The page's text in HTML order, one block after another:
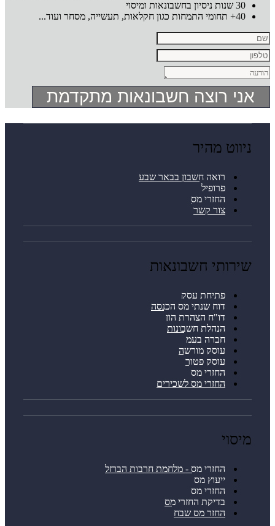
רוצה חשבונאות מתקדמת
מהיר
רואה חשבון בבאר שבע
פרופיל
החזרי מס
צור קשר
חשבונאות
פתיחת עסק
דוח שנתי מס הכנסה
דו"ח הצהרת הון
הנהלת חשבונות
חברה בעמ
עוסק מורשה
עוסק פטור
החזרי מס
החזרי מס לשכירים
החזרי מס - מלחמת חרבות הברזל
ייעוץ מס
החזרי מס
בדיקת החזרי מס
החזר מס שבח